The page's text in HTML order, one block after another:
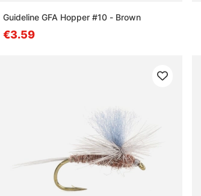
Guideline GFA Hopper #10 - Brown
€3.59